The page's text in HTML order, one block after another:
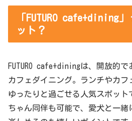
「FUTURO cafe+dining
ット？
FUTURO cafe+diningは、開放的
カフェダイニング。ランチやカフ
ゆったりと過ごせる人気スポット
ちゃん同伴も可能で、愛犬と一緒